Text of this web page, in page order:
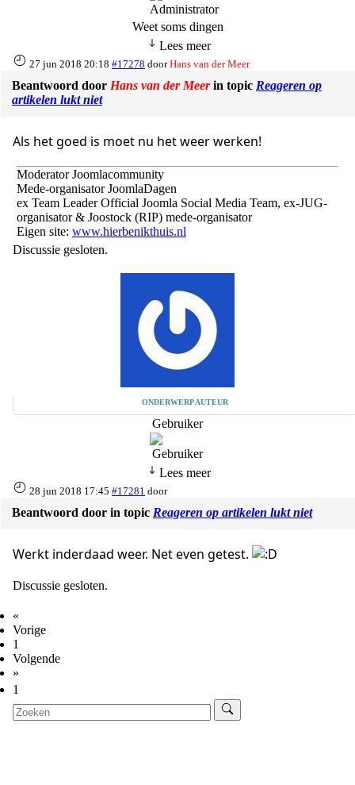
Weet soms dingen
Lees meer
27 jun 2018 20:18 #17278 doorHans van der Meer
Beantwoord door Hans van der Meerin topic Reageren op
artikelen lukt niet
Als het goed is moet nu het weer werken!
Moderator Joomlacommunity
Mede-organisator JoomlaDagen
ex Team Leader Official Joomla Social Media Team, ex-JUG-
organisator & Joostock (RIP) mede-organisator
Eigen site: www.hierbenikthuis.nl
Discussie gesloten.
ONDERWERP AUTEUR
Gebruiker
Lees meer
28 jun 2018 17:45 #17281 door
Beantwoord door in topic Reageren op artikelen lukt niet
Werkt inderdaad weer. Net even getest.
Discussie gesloten.
«
Vorige
1
Volgende
»
1